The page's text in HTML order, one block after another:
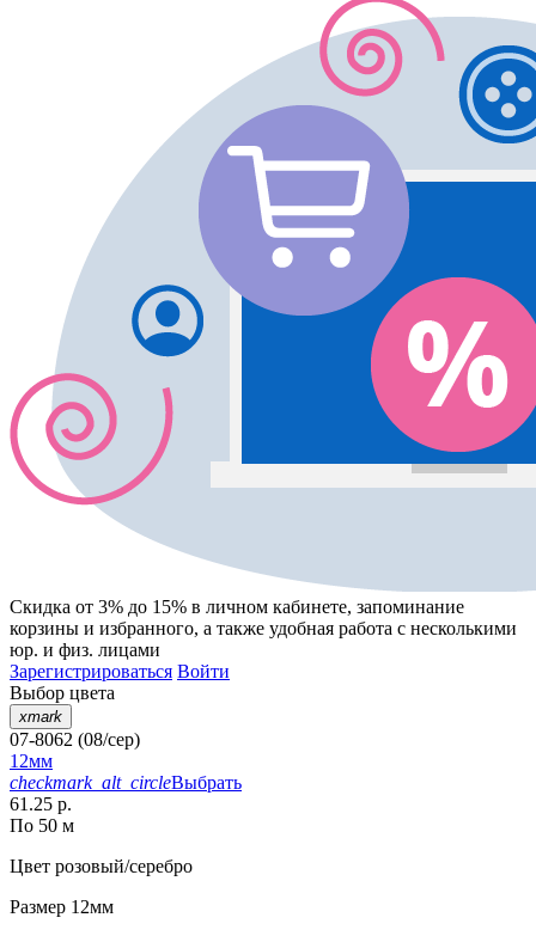
Скидка от 3% до 15% в личном кабинете, запоминание
корзины и избранного, а также удобная работа с несколькими
юр. и физ. лицами
Зарегистрироваться Войти
Выбор цвета
xmark
07-8062 (08/сер)
12мм
checkmark_alt_circleВыбрать
61.25 р.
По 50 м
Цвет розовый/серебро
Размер 12мм